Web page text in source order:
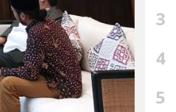
3
4
5